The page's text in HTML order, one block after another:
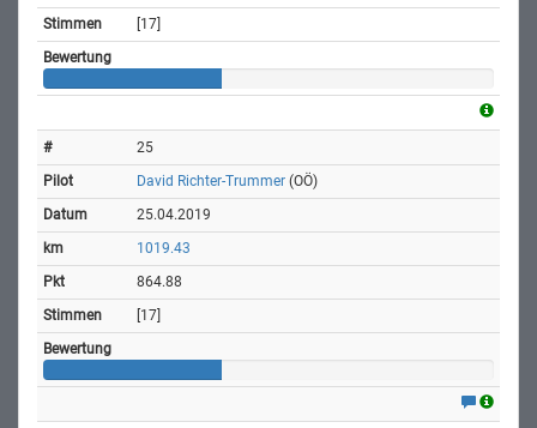
[17]
25
David Richter-Trummer (OÖ)
25.04.2019
1019.43
864.88
[17]